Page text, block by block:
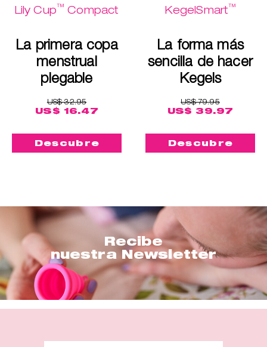
Lily Cup™ Compact
La primera copa
menstrual
plegable
US$ 32.95
US$ 16.47
Descubre
KegelSmart™
La forma más
sencilla de hacer
Kegels
US$ 79.95
US$ 39.97
Descubre
Recibe
nuestra Newsletter